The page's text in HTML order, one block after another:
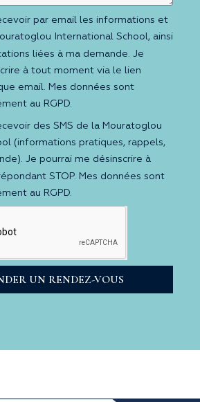
par email les informations et
International School, ainsi
liées à ma demande. Je
à tout moment via le lien
email. Mes données sont
au RGPD.
des SMS de la Mouratoglou
(informations pratiques, rappels,
Je pourrai me désinscrire à
STOP. Mes données sont
au RGPD.
UN RENDEZ-VOUS